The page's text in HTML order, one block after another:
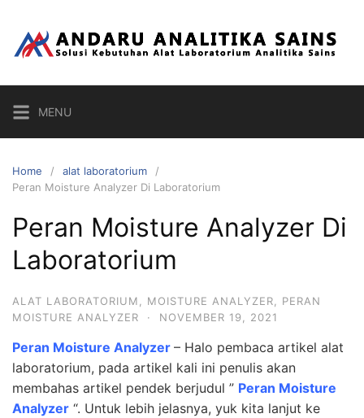
content
MENU
Home
alat laboratorium
Peran Moisture Analyzer Di Laboratorium
Peran Moisture Analyzer Di
Laboratorium
ALAT LABORATORIUM MOISTURE ANALYZER
PERAN
MOISTURE ANALYZER
· NOVEMBER 19, 2021
Peran Moisture Analyzer – Halo pembaca artikel alat
laboratorium, pada artikel kali ini penulis akan
membahas artikel pendek berjudul ” Peran Moisture
Analyzer “. Untuk lebih jelasnya, yuk kita lanjut ke